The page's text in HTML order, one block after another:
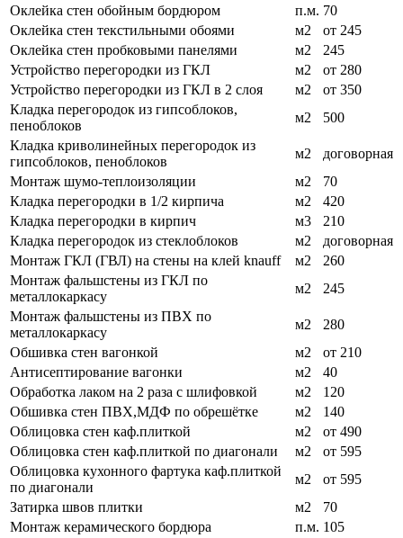
Оклейка стен обойным бордюром
п.м. 70
Оклейка стен текстильными обоями
м2
от 245
Оклейка стен пробковыми панелями
м2
245
Устройство перегородки из ГКЛ
м2
от 280
Устройство перегородки из ГКЛ в 2 слоя
м2
от 350
Кладка перегородок из гипсоблоков,
пеноблоков
м2
500
Кладка криволинейных перегородок из
гипсоблоков, пеноблоков
м2
договорная
Монтаж шумо-теплоизоляции
м2
70
Кладка перегородки в 1/2 кирпича
м2
420
Кладка перегородки в кирпич
м3
210
Кладка перегородок из стеклоблоков
м2
договорная
Монтаж ГКЛ (ГВЛ) на стены на клей knauff
м2
260
Монтаж фальшстены из ГКЛ по
металлокаркасу
м2
245
Монтаж фальшстены из ПВХ по
металлокаркасу
м2
280
Обшивка стен вагонкой
м2
от 210
Антисептирование вагонки
м2
40
Обработка лаком на 2 раза с шлифовкой
м2
120
Обшивка стен ПВХ,МДФ по обрешётке
м2
140
Облицовка стен каф.плиткой
м2
от 490
Облицовка стен каф.плиткой по диагонали
м2
от 595
Облицовка кухонного фартука каф.плиткой
по диагонали
м2
от 595
Затирка швов плитки
м2
70
Монтаж керамического бордюра
п.м. 105